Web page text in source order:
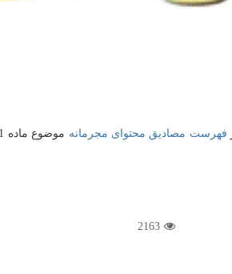
فهرست مصادیق محتوای مجرمانه موضوع ماده 21 قانون جرایم رایانه ای) و ابلاغ این دبیرخانه ، در تاریخ 1400/08/11
2163